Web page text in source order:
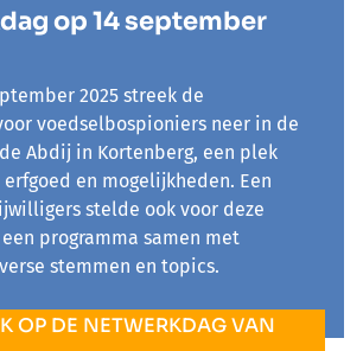
op 14 september
2025 streek de
voedselbospioniers neer in de
Abdij in Kortenberg, een plek
en mogelijkheden. Een
stelde ook voor deze
programma samen met
stemmen en topics.
OP DE NETWERKDAG VAN